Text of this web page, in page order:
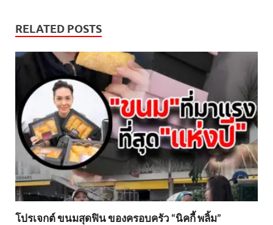
RELATED POSTS
โปรเจกต์ ขนมสุดฟิน ของครอบครัว “นิคกี้ พลิ้ม”